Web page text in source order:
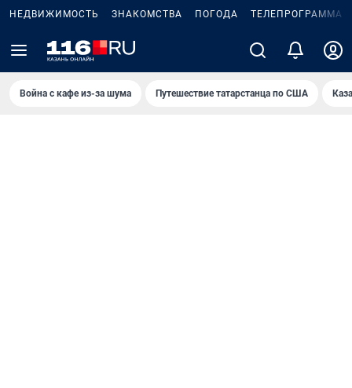
НЕДВИЖИМОСТЬ ЗНАКОМСТВА ПОГОДА ТЕЛЕПРОГРАММА
Война с кафе из-за шума Путешествие татарстанца по США